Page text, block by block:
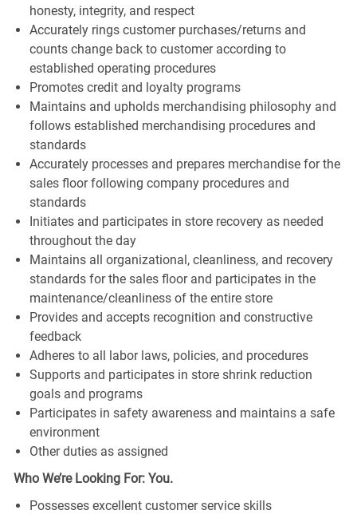
honesty, integrity, and respect
Accurately rings customer purchases/returns and
counts change back to customer according to
established operating procedures
Promotes credit and loyalty programs
Maintains and upholds merchandising philosophy and
follows established merchandising procedures and
standards
Accurately processes and prepares merchandise for the
sales floor following company procedures and
standards
Initiates and participates in store recovery as needed
throughout the day
Maintains all organizational, cleanliness, and recovery
standards for the sales floor and participates in the
maintenance/cleanliness of the entire store
Provides and accepts recognition and constructive
feedback
Adheres to all labor laws, policies, and procedures
Supports and participates in store shrink reduction
goals and programs
Participates in safety awareness and maintains a safe
environment
Other duties as assigned
Who We’re Looking For: You.
Possesses excellent customer service skills